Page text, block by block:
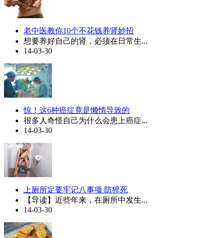
老中医教你10个不花钱养肾妙招
想要养好自己的肾，必须在日常生...
14-03-30
惊！这6种癌症竟是懒惰导致的
很多人奇怪自己为什么会患上癌症...
14-03-30
上厕所定要牢记八事项 防猝死
【导读】近些年来，在厕所中发生...
14-03-30